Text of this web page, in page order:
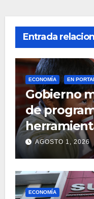
Entrada
ECONOMÍA EN
Gobierno
de
sistema
integrada
AGOSTO 1, 2026
ECONOMÍA